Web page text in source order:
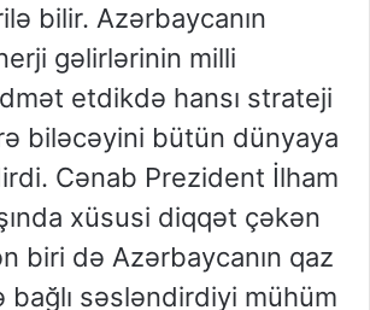
bilir. Azərbaycanın
gəlirlərinin milli
etdikdə hansı strateji
biləcəyini bütün dünyaya
Cənab Prezident İlham
xüsusi diqqət çəkən
biri də Azərbaycanın qaz
bağlı səsləndirdiyi mühüm